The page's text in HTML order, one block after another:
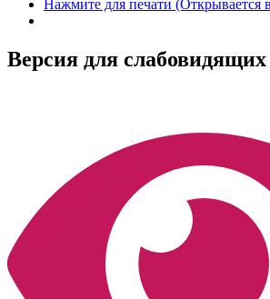
Нажмите для печати (Открывается
Версия для слабовидящих